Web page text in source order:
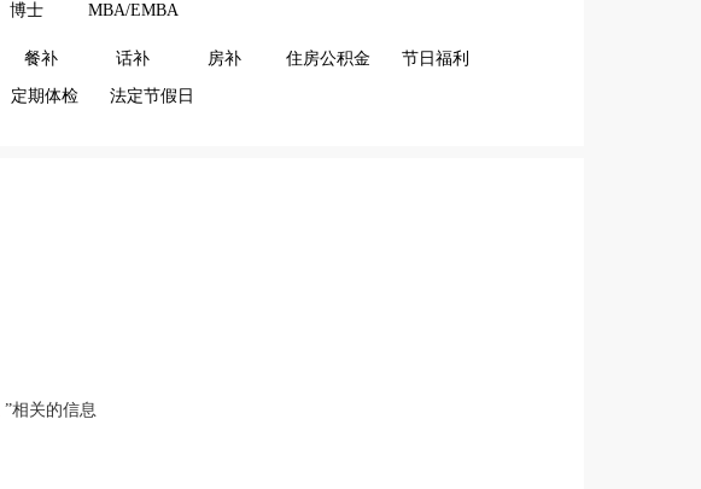
博士 MBA/EMBA
餐补 话补 房补 住房公积金 节日福利
定期体检 法定节假日
”相关的信息